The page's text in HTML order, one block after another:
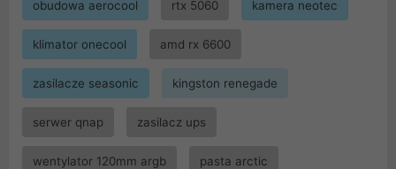
obudowa aerocool rtx 5060 kamera neotec
klimator onecool amd rx 6600
zasilacze seasonic kingston renegade
serwer qnap zasilacz ups
wentylator 120mm argb pasta arctic